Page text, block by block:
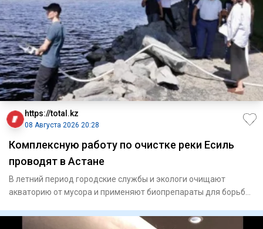
https://total.kz
08 Августа 2026 20:28
Комплексную работу по очистке реки Есиль
проводят в Астане
В летний период городские службы и экологи очищают
акваторию от мусора и применяют биопрепараты для борьбы